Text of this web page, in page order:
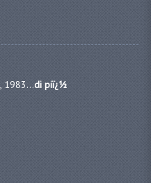
1983...di piï¿½